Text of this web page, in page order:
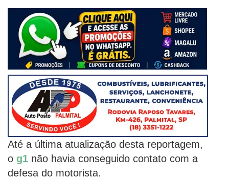
Até a última atualização desta reportagem,
o g1 não havia conseguido contato com a
defesa do motorista.